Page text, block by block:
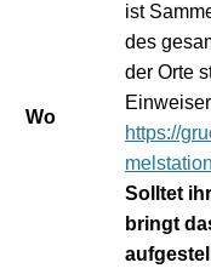
Wo
ist
des
der Orte
https://
Solltet
bringt